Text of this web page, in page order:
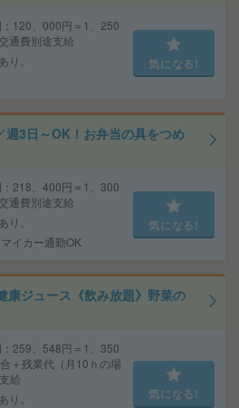
120、000円＝1、250
通費別途支給
。 気になる!
週3日～OK！お弁当の具をつめ
218、400円＝1、300
通費別途支給
。
イカー通勤OK
気になる!
康ジュース《飲み放題》野菜の
259、548円＝1、350
＋残業代（月10ｈの場
給
。 気になる!